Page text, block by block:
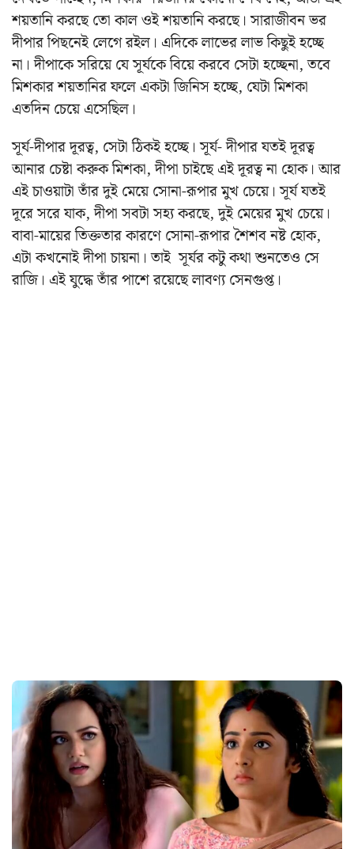
শয়তানি করছে তো কাল ওই শয়তানি করছে। সারাজীবন ভর
দীপার পিছনেই লেগে রইল। এদিকে লাভের লাভ কিছুই হচ্ছে
না। দীপাকে সরিয়ে যে সূর্যকে বিয়ে করবে সেটা হচ্ছেনা, তবে
মিশকার শয়তানির ফলে একটা জিনিস হচ্ছে, যেটা মিশকা
এতদিন চেয়ে এসেছিল।
সূর্য-দীপার দূরত্ব, সেটা ঠিকই হচ্ছে।সূর্য- দীপার যতই দূরত্ব
আনার চেষ্টা করুক মিশকা, দীপা চাইছে এই দূরত্ব না হোক। আর
এই চাওয়াটা তাঁর দুই মেয়ে সোনা-রূপার মুখ চেয়ে। সূর্য যতই
দূরে সরে যাক, দীপা সবটা সহ্য করছে, দুই মেয়ের মুখ চেয়ে।
বাবা-মায়ের তিক্ততার কারণে সোনা-রূপার শৈশব নষ্ট হোক,
এটা কখনোই দীপা চায়না। তাই সূর্যর কটু কথা শুনতেও সে
রাজি। এই যুদ্ধে তাঁর পাশে রয়েছে লাবণ্য সেনগুপ্ত।